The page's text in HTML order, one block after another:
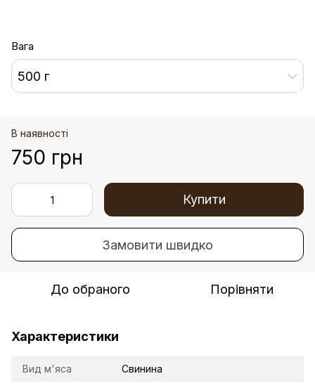
Вага
500 г
В наявності
750 грн
Купити
Замовити швидко
До обраного Порівняти
Характеристики
Вид м'яса Свинина